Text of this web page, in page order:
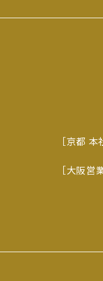
［京都 本
［大阪営